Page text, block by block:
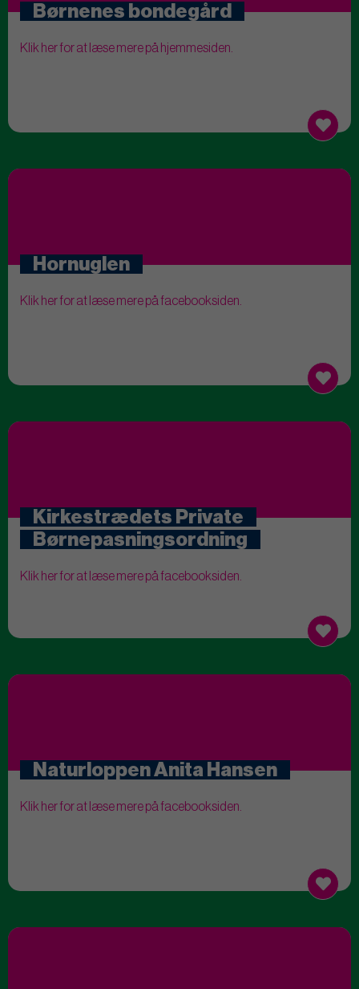
Børnenes bondegård
Klik her for at læse mere på hjemmesiden.
Hornuglen
Klik her for at læse mere på facebooksiden.
Kirkestrædets Private
Børnepasningsordning
Klik her for at læse mere på facebooksiden.
Naturloppen Anita Hansen
Klik her for at læse mere på facebooksiden.